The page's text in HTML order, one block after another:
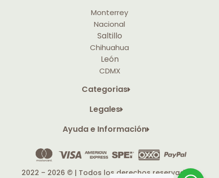
Monterrey
Nacional
Saltillo
Chihuahua
León
CDMX
Categorias
Legales
Ayuda e Información
2022 – 2026 © | Todos los derechos reservados |